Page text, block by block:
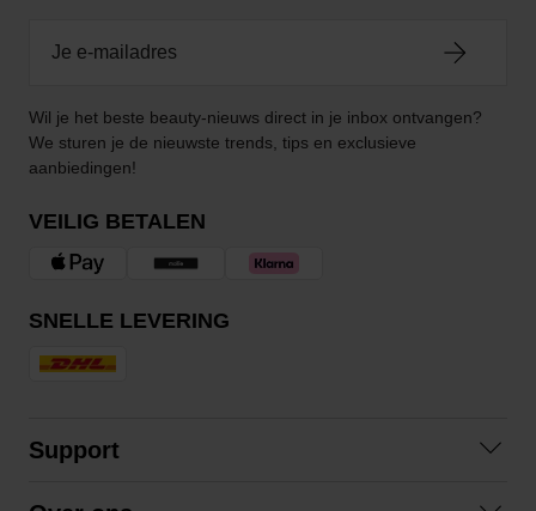
Wil je het beste beauty-nieuws direct in je inbox ontvangen?
We sturen je de nieuwste trends, tips en exclusieve
aanbiedingen!
VEILIG BETALEN
SNELLE LEVERING
Support